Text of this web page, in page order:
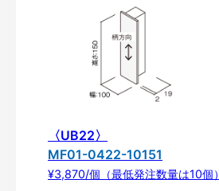
〈UB22〉
MF01-0422-10151
¥3,870/個（最低発注数量は10個）